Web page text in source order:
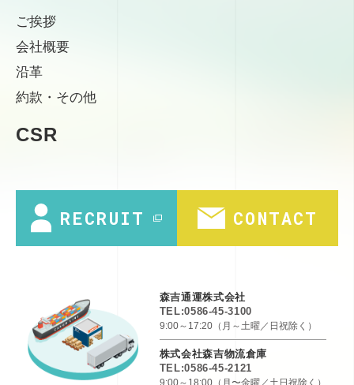
ご挨拶
会社概要
沿革
約款・その他
CSR
RECRUIT CONTACT
森吉通運株式会社
TEL:0586-45-3100
9:00～17:20（月～土曜／日祝除く）
株式会社森吉物流倉庫
TEL:0586-45-2121
9:00～18:00（月〜金曜／土日祝除く）